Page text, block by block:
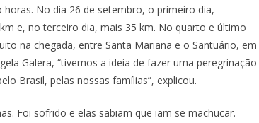
No dia 26 de setembro, o primeiro dia,
e, no terceiro dia, mais 35 km. No quarto e último
na chegada, entre Santa Mariana e o Santuário, em
Galera, “tivemos a ideia de fazer uma peregrinação
Brasil, pelas nossas famílias”, explicou.
sofrido e elas sabiam que iam se machucar.